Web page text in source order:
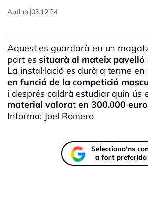
Author|03.12.24
Aquest es guardarà en un
part es situarà al mateix pavelló
La instal·lació es durà a terme en
en funció de la competició
i després caldrà estudiar quin ús
material valorat en 300.000
Informa: Joel Romero